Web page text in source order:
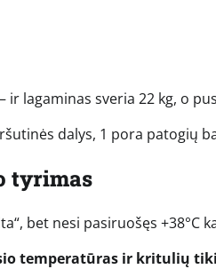
ir lagaminas sveria 22 kg, o
dalys, 1 pora patogių
tyrimas
bet nesi pasiruošęs +38°C
temperatūras ir kritulių